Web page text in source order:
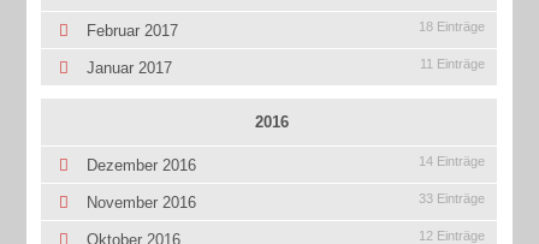
Februar 2017 18 Einträge
Januar 2017 11 Einträge
2016
Dezember 2016 14 Einträge
November 2016 33 Einträge
Oktober 2016 12 Einträge